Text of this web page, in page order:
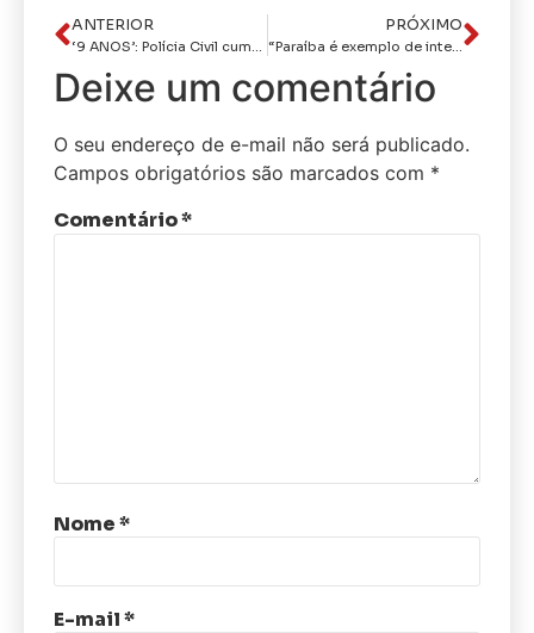
ANTERIOR
‘9 ANOS’: Polícia Civil cumpre mandado de prisão em desfavor de assaltante em João Pessoa
PRÓXIMO
“Paraíba é exemplo de integração e colaboração”, diz diretor de Operações Integradas e de Inteligência do Ministério da Justiça
Deixe um comentário
O seu endereço de e-mail não será publicado.
Campos obrigatórios são marcados com *
Comentário*
Nome*
E-mail*